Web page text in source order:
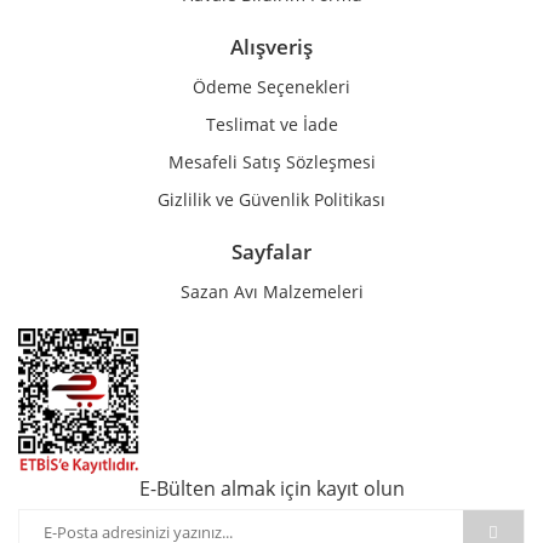
Alışveriş
Ödeme Seçenekleri
Teslimat ve İade
Mesafeli Satış Sözleşmesi
Gizlilik ve Güvenlik Politikası
Sayfalar
Sazan Avı Malzemeleri
E-Bülten almak için kayıt olun